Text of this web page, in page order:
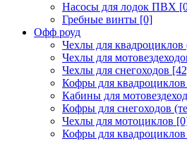
Насосы для лодок ПВХ
Гребные винты [0]
Офф роуд
Чехлы для
Чехлы для
Чехлы для снегоходов
Кофры для квадроциклов
Кабины для
Кофры для снегоходов
Чехлы для мотоциклов
Кофры для квадроциклов